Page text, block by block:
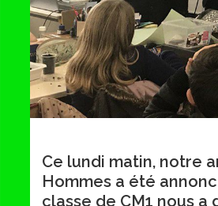
Ce lundi matin, notre
Hommes a été
classe de CM1 nous a